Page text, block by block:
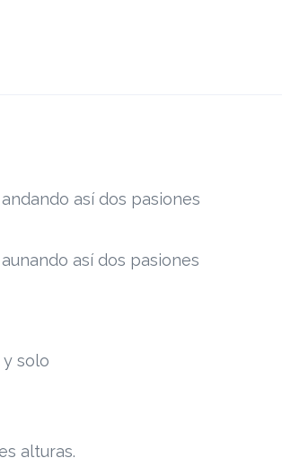
así dos pasiones
así dos pasiones
solo
alturas.